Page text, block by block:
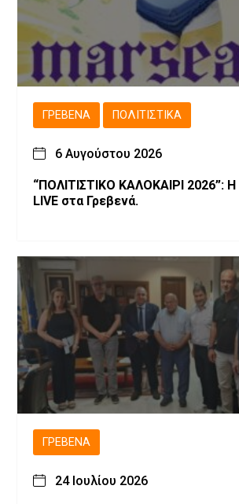
ΓΡΕΒΕΝΆ ΠΟΛΙΤΙΣΤΙΚΆ
6 Αυγούστου 2026
“ΠΟΛΙΤΙΣΤΙΚΟ ΚΑΛΟΚΑΙΡΙ 2026”: Η
LIVE στα Γρεβενά.
ΓΡΕΒΕΝΆ
24 Ιουλίου 2026